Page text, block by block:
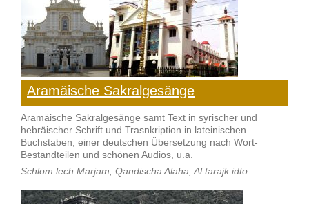
Aramäische Sakralgesänge
Aramäische Sakralgesänge samt Text in syrischer und
hebräischer Schrift und Trasnkription in lateinischen
Buchstaben, einer deutschen Übersetzung nach Wort-
Bestandteilen und schönen Audios, u.a.
Schlom lech Marjam, Qandischa Alaha, Al tarajk idto